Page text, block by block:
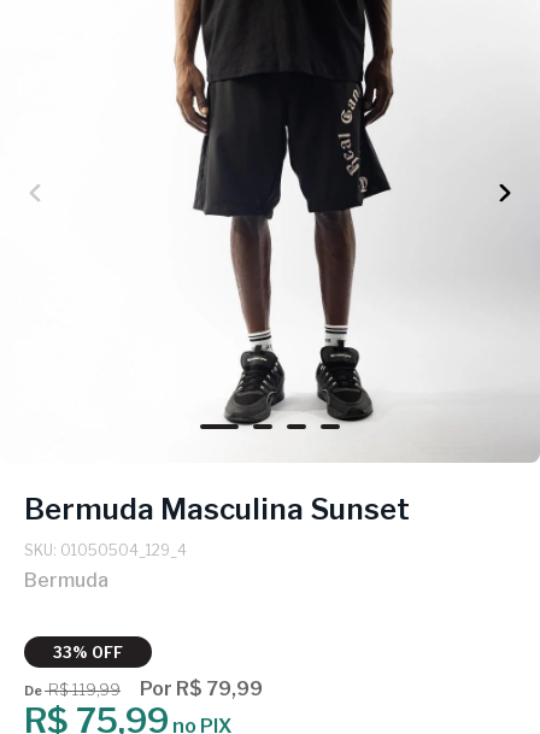
Bermuda Masculina Sunset
SKU: 01050504_129_4
Bermuda
33% OFF
DeR$ 119,99 Por R$ 79,99
R$ 75,99 no PIX